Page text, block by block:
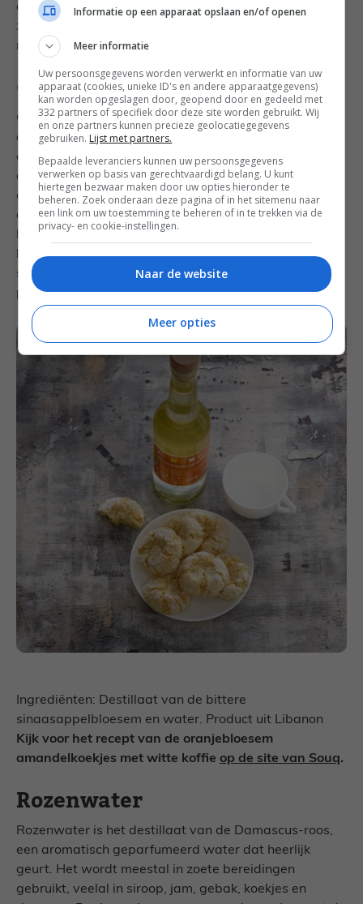
erboven. Besprenkel met wat olijfolie en bestrooi met
zout, oregano en peterselie. Besprenkel het gerecht
rijkelijk met granaatappelmelasse.
Oranjebloesemwater
Oranjebloesemwater (mazaher) is het destillaat van
de bloesem van de bittere sinaasappel. Een heerlijk
aromatisch geparfumeerd bloesemwater dat zalig
geurt. Oranjebloesemwater gebruik je in zowel zoete
gerechten (gebak, toetjes en ijs) als hartige (tajines en
dressings). Maar ook gewoon een paar druppels in
kokend water. In het Midden-Oosten heet dit ‘witte
koffie’. Niet alleen opwekkend maar ook goed voor de
spijsvertering na een lang diner. Begin rustig met een
paar druppels want de smaak is sterk!
Ingrediënten: Destillaat van de bittere
sinaasappelbloesem en water. Product uit Libanon
Kijk voor het recept van de oranjebloesem
amandelkoekjes met witte koffie op de site van Souq.
Rozenwater
Rozenwater is het destillaat van de Damascus-roos,
een aromatisch geparfumeerd water dat heerlijk
geurt. Het wordt meestal in zoete bereidingen
gebruikt, veelal in siroop, jam, gebak, koekjes en
Informatie op een apparaat opslaan en/of openen
Meer informatie
Uw persoonsgegevens worden verwerkt en informatie van uw
apparaat (cookies, unieke ID's en andere apparaatgegevens)
kan worden opgeslagen door, geopend door en gedeeld met
332 partners of specifiek door deze site worden gebruikt. Wij
en onze partners kunnen precieze geolocatiegegevens
gebruiken. Lijst met partners.
Bepaalde leveranciers kunnen uw persoonsgegevens
verwerken op basis van gerechtvaardigd belang. U kunt
hiertegen bezwaar maken door uw opties hieronder te
beheren. Zoek onderaan deze pagina of in het sitemenu naar
een link om uw toestemming te beheren of in te trekken via de
privacy- en cookie-instellingen.
Naar de website
Meer opties